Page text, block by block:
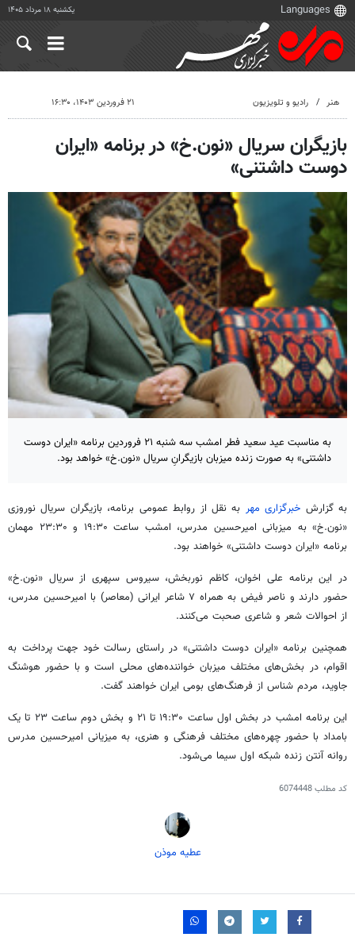
یکشنبه ۱۸ مرداد ۱۴۰۵
هنر رادیو و تلویزیون ۲۱ فروردین ۱۴۰۳، ۱۶:۳۰
بازیگران سریال «نون.خ» در برنامه «ایران
دوست داشتنی»
به مناسبت عید سعید فطر امشب سه شنبه ۲۱ فروردین برنامه «ایران دوست
داشتنی» به صورت زنده میزبان بازیگرانِ سریال «نون‌.خ» خواهد بود.
به گزارش خبرگزاری مهر به نقل از روابط عمومی برنامه، بازیگران سریال نوروزی
«نون.خ» به میزبانی امیرحسین مدرس، امشب ساعت ۱۹:۳۰ و ۲۳:۳۰ مهمان
برنامه «ایران دوست داشتنی» خواهند بود.
در این برنامه علی اخوان، کاظم نوربخش، سیروس سپهری از سریال «نون.خ»
حضور دارند و ناصر فیض به همراه ۷ شاعر ایرانی (معاصر) با امیرحسین مدرس،
از احوالات شعر و شاعری صحبت می‌کنند.
همچنین برنامه «ایران دوست داشتنی» در راستای رسالت خود جهت پرداخت به
اقوام، در بخش‌های مختلف میزبان خواننده‌های محلی است و با حضور هوشنگ
جاوید، مردم شناس از فرهنگ‌های بومی ایران خواهند گفت.
این برنامه امشب در بخش اول ساعت ۱۹:۳۰ تا ۲۱ و بخش دوم ساعت ۲۳ تا یک
بامداد با حضور چهره‌های مختلف فرهنگی و هنری، به میزیانی امیرحسین مدرس
روانه آنتن زنده شبکه اول سیما می‌شود.
کد مطلب6074448
عطیه موذن